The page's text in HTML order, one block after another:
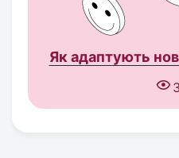
Як адаптують